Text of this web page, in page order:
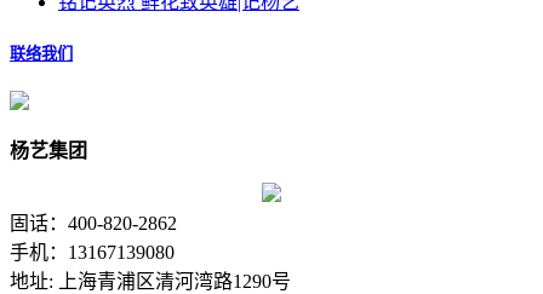
联络我们
杨艺集团
固话：400-820-2862
手机：13167139080
地址: 上海青浦区清河湾路1290号